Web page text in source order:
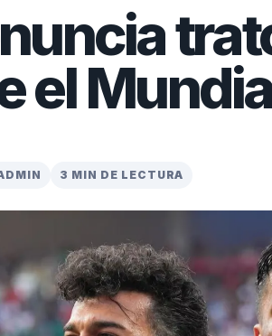
el
3 MIN DE LECTURA